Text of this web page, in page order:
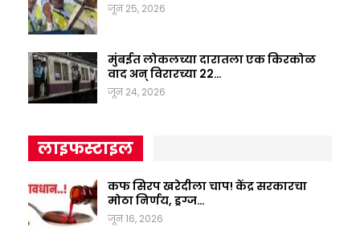
जून 25, 2026
मुंबईत लोकलच्या दारातला एक किरकोळ
वाद अन् विरारच्या 22…
जून 24, 2026
लाइफस्टाइल
कफ सिरप खरेदीला चाप! केंद्र सरकारचा
मोठा निर्णय, ड्रग्ज…
जून 16, 2026